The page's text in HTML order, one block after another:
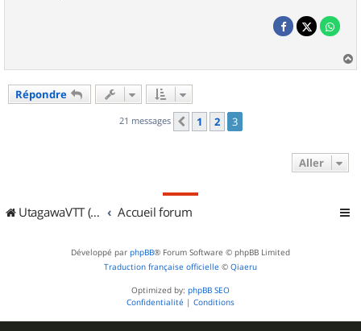
a
Répondre
21 messages Précédent
1 2 3
Aller
UtagawaVTT (Randos VTT et VTTAE avec traces GPS) Accueil forum
Développé par phpBB® Forum Software © phpBB Limited
Traduction française officielle © Qiaeru
Optimized by: phpBB SEO
Confidentialité | Conditions